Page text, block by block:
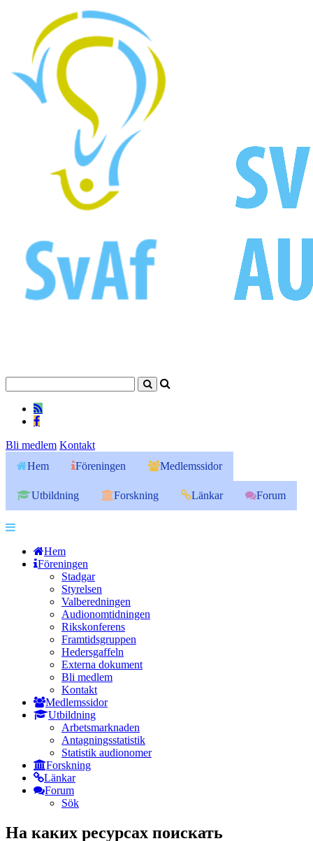
Bli medlem Kontakt
Hem
Föreningen Medlemssidor
Utbildning Forskning Länkar Forum
Hem
Föreningen
Stadgar
Styrelsen
Valberedningen
Audionomtidningen
Rikskonferens
Framtidsgruppen
Hedersgaffeln
Externa dokument
Bli medlem
Kontakt
Medlemssidor
Utbildning
Arbetsmarknaden
Antagningsstatistik
Statistik audionomer
Forskning
Länkar
Forum
Sök
На каких ресурсах поискать